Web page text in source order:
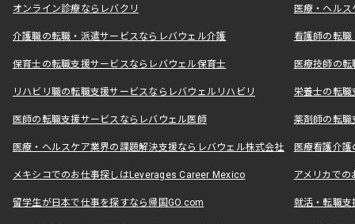
オンライン診療ならレバクリ 医療・ヘル
介護職の転職・派遣サービスならレバウェル介護 看護師の転
保育士の転職支援サービスならレバウェル保育士 医療技師の
リハビリ職の転職支援サービスならレバウェルリハビリ 栄養士の転
医師の転職支援サービスならレバウェル医師 薬剤師の転
医療・ヘルスケア業界の課題解決支援ならレバウェル株式会社 医療看護介
メキシコでのお仕事探しはLeverages Career Mexico アメリカで
留学生が日本で仕事を探すなら帰国GO.com 就活・転職